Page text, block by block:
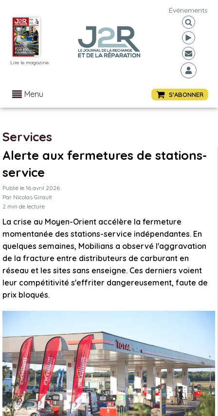
Lire le magazine
Événements
Menu S'ABONNER
Services
Alerte aux fermetures de stations-
service
Publié le 16 avril 2026
Par Nicolas Girault
2 min de lecture
La crise au Moyen-Orient accélère la fermeture
momentanée des stations-service indépendantes. En
quelques semaines, Mobilians a observé l'aggravation
de la fracture entre distributeurs de carburant en
réseau et les sites sans enseigne. Ces derniers voient
leur compétitivité s'effriter dangereusement, faute de
prix bloqués.